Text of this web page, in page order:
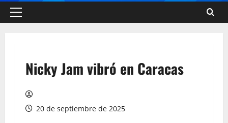
Nicky Jam vibró en Caracas
20 de septiembre de 2025